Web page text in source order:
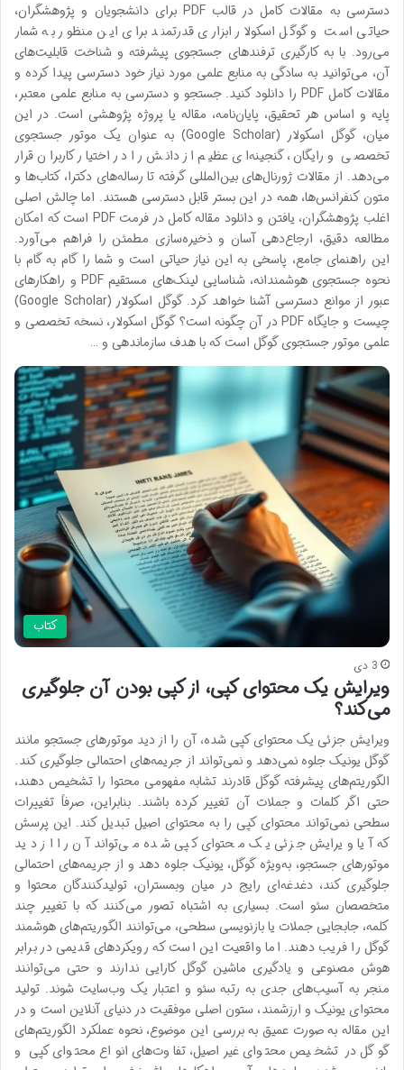
دسترسی به مقالات کامل در قالب PDF برای دانشجویان و پژوهشگران،
حیاتی است و گوگل اسکولار ابزاری قدرتمند برای این منظور به شمار
می‌رود. با به کارگیری ترفندهای جستجوی پیشرفته و شناخت قابلیت‌های
آن، می‌توانید به سادگی به منابع علمی مورد نیاز خود دسترسی پیدا کرده و
مقالات کامل PDF را دانلود کنید. جستجو و دسترسی به منابع علمی معتبر،
پایه و اساس هر تحقیق، پایان‌نامه، مقاله یا پروژه پژوهشی است. در این
میان، گوگل اسکولار (Google Scholar) به عنوان یک موتور جستجوی
تخصصی و رایگان، گنجینه‌ای عظیم از دانش را در اختیار کاربران قرار
می‌دهد. از مقالات ژورنال‌های بین‌المللی گرفته تا رساله‌های دکترا، کتاب‌ها و
متون کنفرانس‌ها، همه در این بستر قابل دسترسی هستند. اما چالش اصلی
اغلب پژوهشگران، یافتن و دانلود مقاله کامل در فرمت PDF است که امکان
مطالعه دقیق، ارجاع‌دهی آسان و ذخیره‌سازی مطمئن را فراهم می‌آورد.
این راهنمای جامع، پاسخی به این نیاز حیاتی است و شما را گام به گام با
نحوه جستجوی هوشمندانه، شناسایی لینک‌های مستقیم PDF و راهکارهای
عبور از موانع دسترسی آشنا خواهد کرد. گوگل اسکولار (Google Scholar)
چیست و جایگاه PDF در آن چگونه است؟ گوگل اسکولار، نسخه تخصصی و
علمی موتور جستجوی گوگل است که با هدف سازماندهی و …
کتاب
3 دی
ویرایش یک محتوای کپی، از کپی بودن آن جلوگیری
می‌کند؟
ویرایش جزئی یک محتوای کپی شده، آن را از دید موتورهای جستجو مانند
گوگل یونیک جلوه نمی‌دهد و نمی‌تواند از جریمه‌های احتمالی جلوگیری کند.
الگوریتم‌های پیشرفته گوگل قادرند تشابه مفهومی محتوا را تشخیص دهند،
حتی اگر کلمات و جملات آن تغییر کرده باشند. بنابراین، صرفاً تغییرات
سطحی نمی‌تواند محتوای کپی را به محتوای اصیل تبدیل کند. این پرسش
که آیا ویرایش جزئی یک محتوای کپی شده می‌تواند آن را از دید
موتورهای جستجو، به‌ویژه گوگل، یونیک جلوه دهد و از جریمه‌های احتمالی
جلوگیری کند، دغدغه‌ای رایج در میان وبمستران، تولیدکنندگان محتوا و
متخصصان سئو است. بسیاری به اشتباه تصور می‌کنند که با تغییر چند
کلمه، جابجایی جملات یا بازنویسی سطحی، می‌توانند الگوریتم‌های هوشمند
گوگل را فریب دهند. اما واقعیت این است که رویکردهای قدیمی در برابر
هوش مصنوعی و یادگیری ماشین گوگل کارایی ندارند و حتی می‌توانند
منجر به آسیب‌های جدی به رتبه سئو و اعتبار یک وب‌سایت شوند. تولید
محتوای یونیک و ارزشمند، ستون اصلی موفقیت در دنیای آنلاین است و در
این مقاله به صورت عمیق به بررسی این موضوع، نحوه عملکرد الگوریتم‌های
گوگل در تشخیص محتوای غیراصیل، تفاوت‌های انواع محتوای کپی و